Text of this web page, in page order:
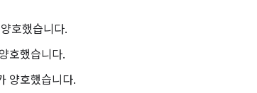
호했습니다.
호했습니다.
양호했습니다.